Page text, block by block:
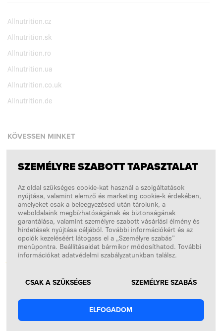
Allnutrition.cz
Allnutrition.sk
Allnutrition.ro
Allnutrition.ua
Allnutrition.co.uk
Allnutrition.de
KÖVESSEN MINKET
Facebook
Instagram
Copyright © 2026SFD S. A.
A FIZETÉSEKET FELDOLGOZZA
SZEMÉLYRE SZABOTT TAPASZTALAT
Az oldal szükséges cookie-kat használ a szolgáltatások
nyújtása, valamint elemző és marketing cookie-k érdekében,
amelyeket csak a beleegyezésed után tárolunk, a
weboldalaink megbízhatóságának és biztonságának
garantálása, valamint személyre szabott vásárlási élmény és
hirdetések nyújtása céljából. További információkért és az
opciók kezeléséért látogass el a „Személyre szabás”
menüpontra. Beállításaidat bármikor módosíthatod. További
információkat adatvédelmi szabályzatunkban találsz.
CSAK A SZÜKSÉGES SZEMÉLYRE SZABÁS
ELFOGADOM